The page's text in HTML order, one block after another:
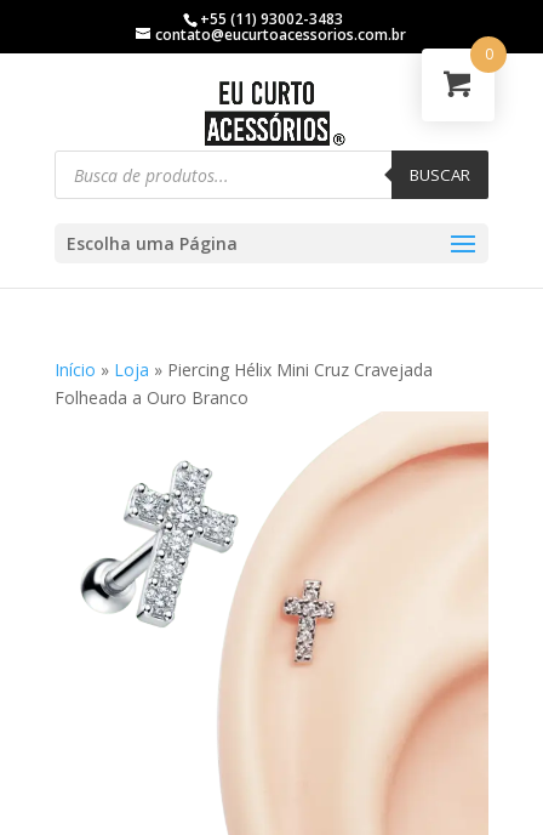
+55 (11) 93002-3483
contato@eucurtoacessorios.com.br
BUSCAR
Escolha uma Página
Início » Loja » Piercing Hélix Mini Cruz Cravejada
Folheada a Ouro Branco
0